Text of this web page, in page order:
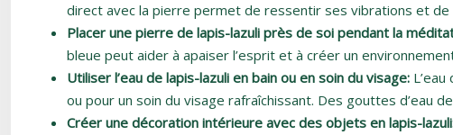
direct avec la pierre permet de ressentir ses vibrations et
Placer une pierre de lapis-lazuli près de soi pendant la
bleue peut aider à apaiser l’esprit et à créer un
Utiliser l’eau de lapis-lazuli en bain ou en soin du visage:
ou pour un soin du visage rafraîchissant. Des gouttes d’eau
Créer une décoration intérieure avec des objets en lapis-